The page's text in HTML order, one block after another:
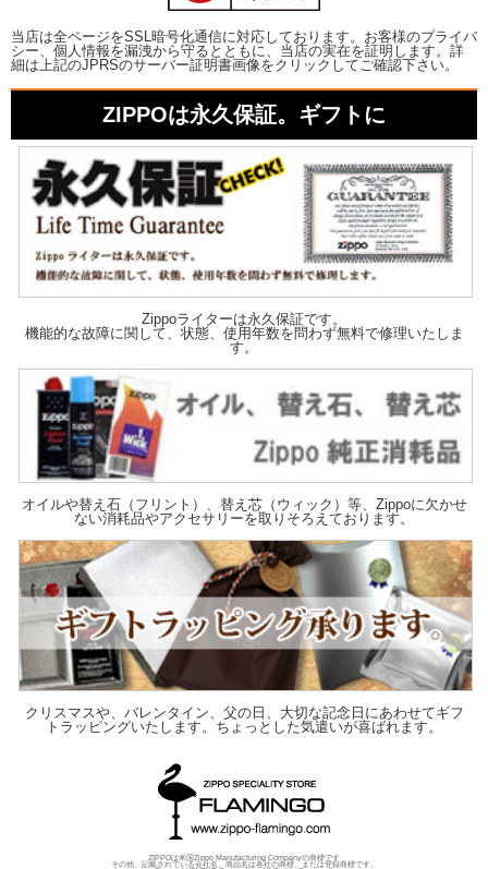
当店は全ページをSSL暗号化通信に対応しております。お客様のプライバ
シー、個人情報を漏洩から守るとともに、当店の実在を証明します。詳
細は上記のJPRSのサーバー証明書画像をクリックしてご確認下さい。
ZIPPOは永久保証。ギフトに
Zippoライターは永久保証です。
機能的な故障に関して、状態、使用年数を問わず無料で修理いたしま
す。
オイルや替え石（フリント）、替え芯（ウィック）等、Zippoに欠かせ
ない消耗品やアクセサリーを取りそろえております。
クリスマスや、バレンタイン、父の日、大切な記念日にあわせてギフ
トラッピングいたします。ちょっとした気遣いが喜ばれます。
ZIPPOは米国Zippo Manufacturing Companyの商標です
その他、記載されている会社名、商品名は各社の商標、または登録商標です。